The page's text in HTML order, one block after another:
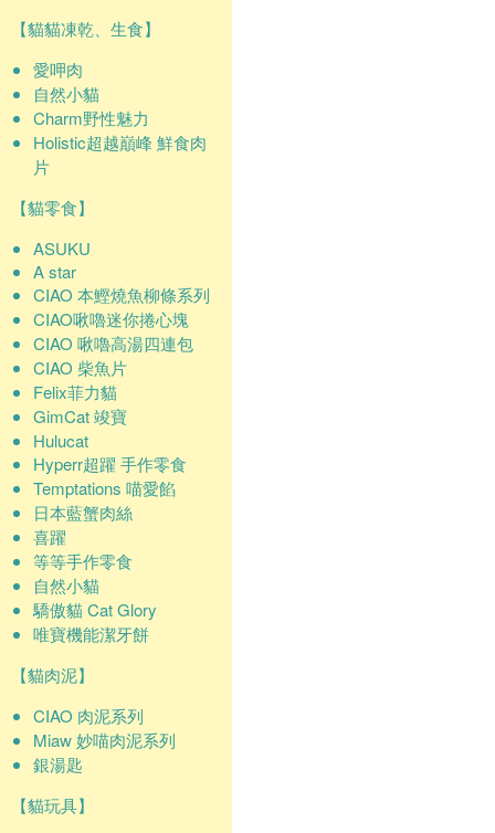
【貓貓凍乾、生食】
愛呷肉
自然小貓
Charm野性魅力
Holistic超越巔峰 鮮食肉
片
【貓零食】
ASUKU
A star
CIAO 本鰹燒魚柳條系列
CIAO啾嚕迷你捲心塊
CIAO 啾嚕高湯四連包
CIAO 柴魚片
Felix菲力貓
GimCat 竣寶
Hulucat
Hyperr超躍 手作零食
Temptations 喵愛餡
日本藍蟹肉絲
喜躍
等等手作零食
自然小貓
驕傲貓 Cat Glory
唯寶機能潔牙餅
【貓肉泥】
CIAO 肉泥系列
Miaw 妙喵肉泥系列
銀湯匙
【貓玩具】